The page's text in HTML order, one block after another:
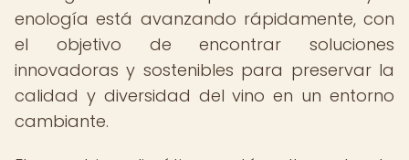
enología está avanzando rápidamente, con
el objetivo de encontrar soluciones
innovadoras y sostenibles para preservar la
calidad y diversidad del vino en un entorno
cambiante.